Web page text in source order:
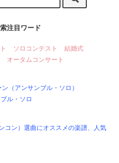
注目ワード
ソロコンテスト
結婚式
オータムコンサート
ン（アンサンブル・ソロ）
ル・ソロ
コン）選曲にオススメの楽譜、人気